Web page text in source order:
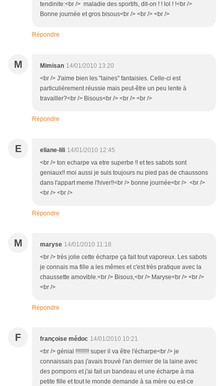
tendinite:<br /> maladie des sportifs, dit-on ! ! lol ! !<br />
Bonne journée et gros bisous<br /> <br /> <br />
Répondre
M Mimisan 14/01/2010 13:20
<br /> J'aime bien les "laines" fantaisies. Celle-ci est
particulièrement réussie mais peut-être un peu lente à
travailler?<br /> Bisous<br /> <br /> <br />
Répondre
E eliane-lili 14/01/2010 12:45
<br /> ton echarpe va etre superbe !! et tes sabots sont
geniaux!! moi aussi je suis toujours nu pied pas de chaussons
dans l'appart meme l'hiver!!<br /> bonne journée<br /> <br />
<br /> <br />
Répondre
M maryse 14/01/2010 11:18
<br /> très jolie cette écharpe ça fait tout vaporeux. Les sabots
je connais ma fille a les mêmes et c'est très pratique avec la
chaussette amovible.<br /> Bisous,<br /> Maryse<br /> <br />
<br />
Répondre
F françoise médoc 14/01/2010 10:21
<br /> génial !!!!!!!!! super il va être l'écharpe<br /> je
connaissais pas j'avais trouvé l'an dernier de la laine avec
des pompons et j'ai fait un bandeau et une écharpe à ma
petite fille et tout le monde demande à sa mère ou est-ce